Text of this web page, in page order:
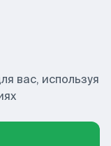
вас, используя